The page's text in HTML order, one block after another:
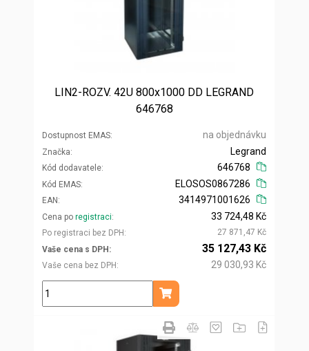
LIN2-ROZV. 42U 800x1000 DD LEGRAND
646768
Dostupnost EMAS na objednávku
Značka
Kód dodavatele
Legrand
646768
Kód EMAS
EAN
ELOSOS0867286
3414971001626
Cena po registraci
Po registraci bez DPH
33 724,48 Kč
27 871,47 Kč
Vaše cena s DPH
Vaše cena bez DPH
35 127,43 Kč
29 030,93 Kč
ks
Přidat do košíku